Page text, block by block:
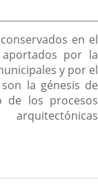
en el
por la
y por el
la génesis de
de los procesos